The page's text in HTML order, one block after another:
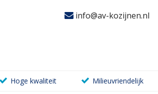
info@av-kozijnen.nl
Hoge kwaliteit Milieuvriendelijk